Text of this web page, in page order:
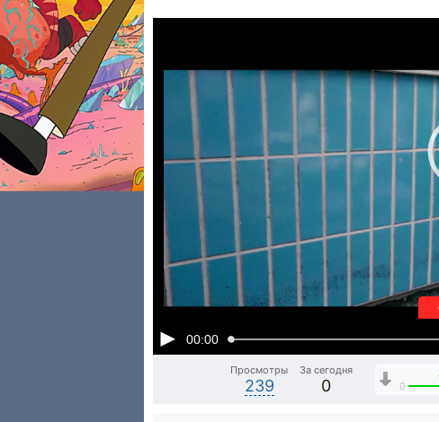
00:00
Просмотры
239
За сегодня
0 0